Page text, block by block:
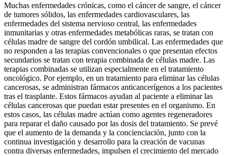
Muchas enfermedades crónicas, como el cáncer de sangre, el cáncer
de tumores sólidos, las enfermedades cardiovasculares, las
enfermedades del sistema nervioso central, las enfermedades
inmunitarias y otras enfermedades metabólicas raras, se tratan con
células madre de sangre del cordón umbilical. Las enfermedades que
no responden a las terapias convencionales o que presentan efectos
secundarios se tratan con terapia combinada de células madre. Las
terapias combinadas se utilizan especialmente en el tratamiento
oncológico. Por ejemplo, en un tratamiento para eliminar las células
cancerosas, se administran fármacos anticancerígenos a los pacientes
tras el trasplante. Estos fármacos ayudan al paciente a eliminar las
células cancerosas que puedan estar presentes en el organismo. En
estos casos, las células madre actúan como agentes regeneradores
para reparar el daño causado por las dosis del tratamiento. Se prevé
que el aumento de la demanda y la concienciación, junto con la
continua investigación y desarrollo para la creación de vacunas
contra diversas enfermedades, impulsen el crecimiento del mercado